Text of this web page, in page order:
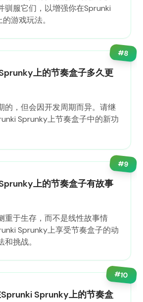
驯服它们，以增强你在Sprunki
游戏玩法。
#8
上的节奏盒子多久更
的，但会因开发周期而异。请继
Sprunky上节奏盒子中的新功
#9
上的节奏盒子有故事
重于生存，而不是线性故事情
Sprunky上享受节奏盒子的动
挑战。
#10
Sprunky上的节奏盒